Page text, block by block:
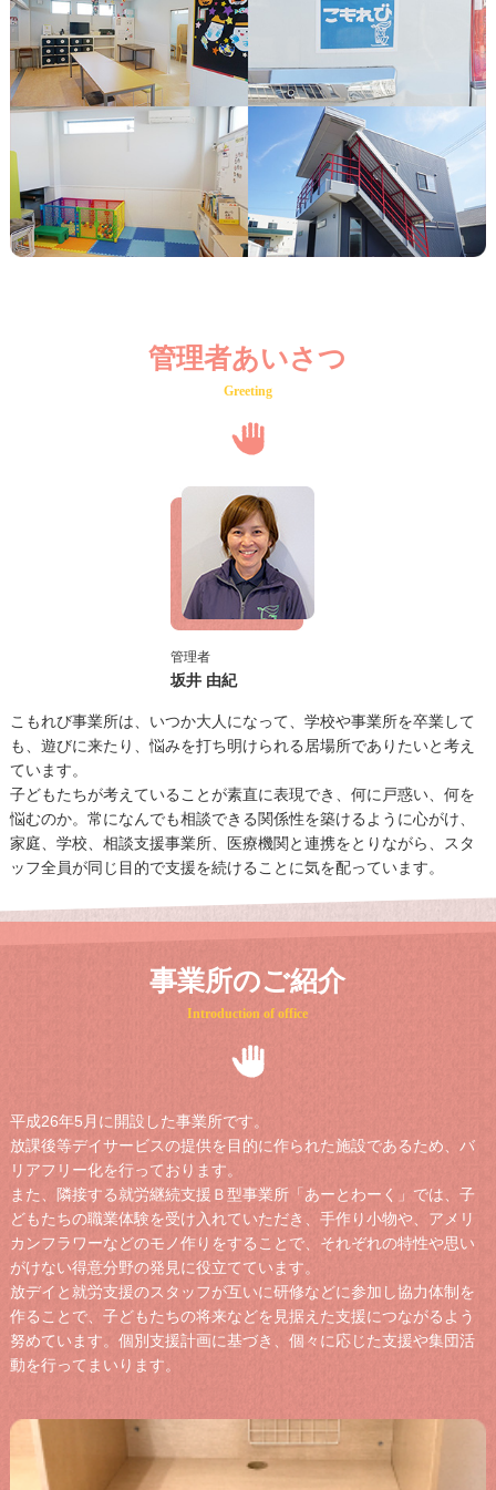
管理者あいさつ
Greeting
管理者
坂井 由紀
こもれび事業所は、いつか大人になって、学校や事業所を卒業して
も、遊びに来たり、悩みを打ち明けられる居場所でありたいと考え
ています。
子どもたちが考えていることが素直に表現でき、何に戸惑い、何を
悩むのか。常になんでも相談できる関係性を築けるように心がけ、
家庭、学校、相談支援事業所、医療機関と連携をとりながら、スタ
ッフ全員が同じ目的で支援を続けることに気を配っています。
事業所のご紹介
Introduction of office
平成26年5月に開設した事業所です。
放課後等デイサービスの提供を目的に作られた施設であるため、バ
リアフリー化を行っております。
また、隣接する就労継続支援Ｂ型事業所「あーとわーく」では、子
どもたちの職業体験を受け入れていただき、手作り小物や、アメリ
カンフラワーなどのモノ作りをすることで、それぞれの特性や思い
がけない得意分野の発見に役立てています。
放デイと就労支援のスタッフが互いに研修などに参加し協力体制を
作ることで、子どもたちの将来などを見据えた支援につながるよう
努めています。個別支援計画に基づき、個々に応じた支援や集団活
動を行ってまいります。